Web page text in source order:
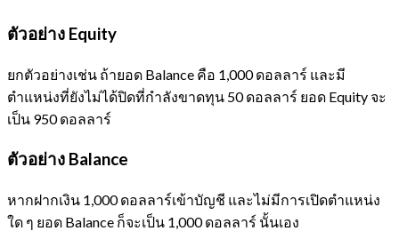
ตัวอย่าง Equity
ยกตัวอย่างเช่น ถ้ายอด Balance คือ 1,000 ดอลลาร์ และมี
ตำแหน่งที่ยังไม่ได้ปิดที่กำลังขาดทุน 50 ดอลลาร์ ยอด Equity จะ
เป็น 950 ดอลลาร์
ตัวอย่าง Balance
หากฝากเงิน 1,000 ดอลลาร์เข้าบัญชี และไม่มีการเปิดตำแหน่ง
ใด ๆ ยอด Balance ก็จะเป็น 1,000 ดอลลาร์ นั้นเอง